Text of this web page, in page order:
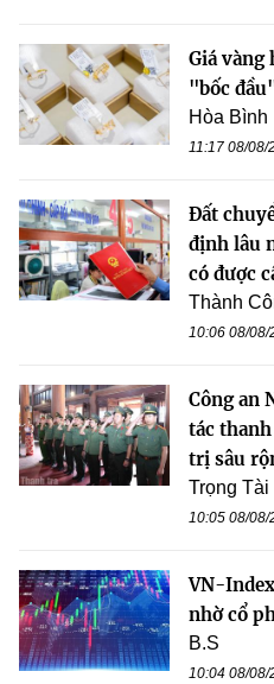
Giá vàng
"bốc
Hòa Bình
11:17 08/08/
Đất
định lâu
có được
Thành
10:06 08/08/
Công an
tác
trị sâu
Trọng Tài
10:05 08/08/
VN-
nhờ cổ
B.S
10:04 08/08/